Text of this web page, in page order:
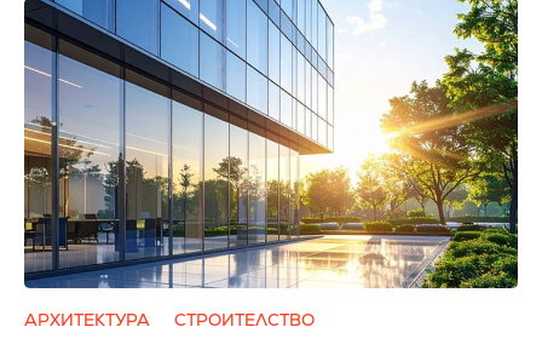
АРХИТЕКТУРА СТРОИТЕЛСТВО